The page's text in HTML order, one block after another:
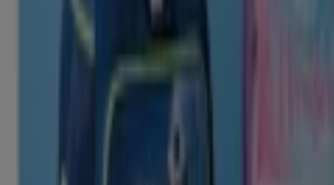
Bonita
Sögestraße 15, Bremen
Jetzt geöffnet